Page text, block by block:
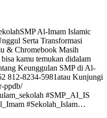
Al-Imam Islamic
Serta Transformasi
& Chromebook Masih
kamu temukan didalam
Keunggulan SMP di Al-
812-8234-5981atau Kunjungi
ppdb/
#SMP_AI_IS
#Sekolah_Islam…